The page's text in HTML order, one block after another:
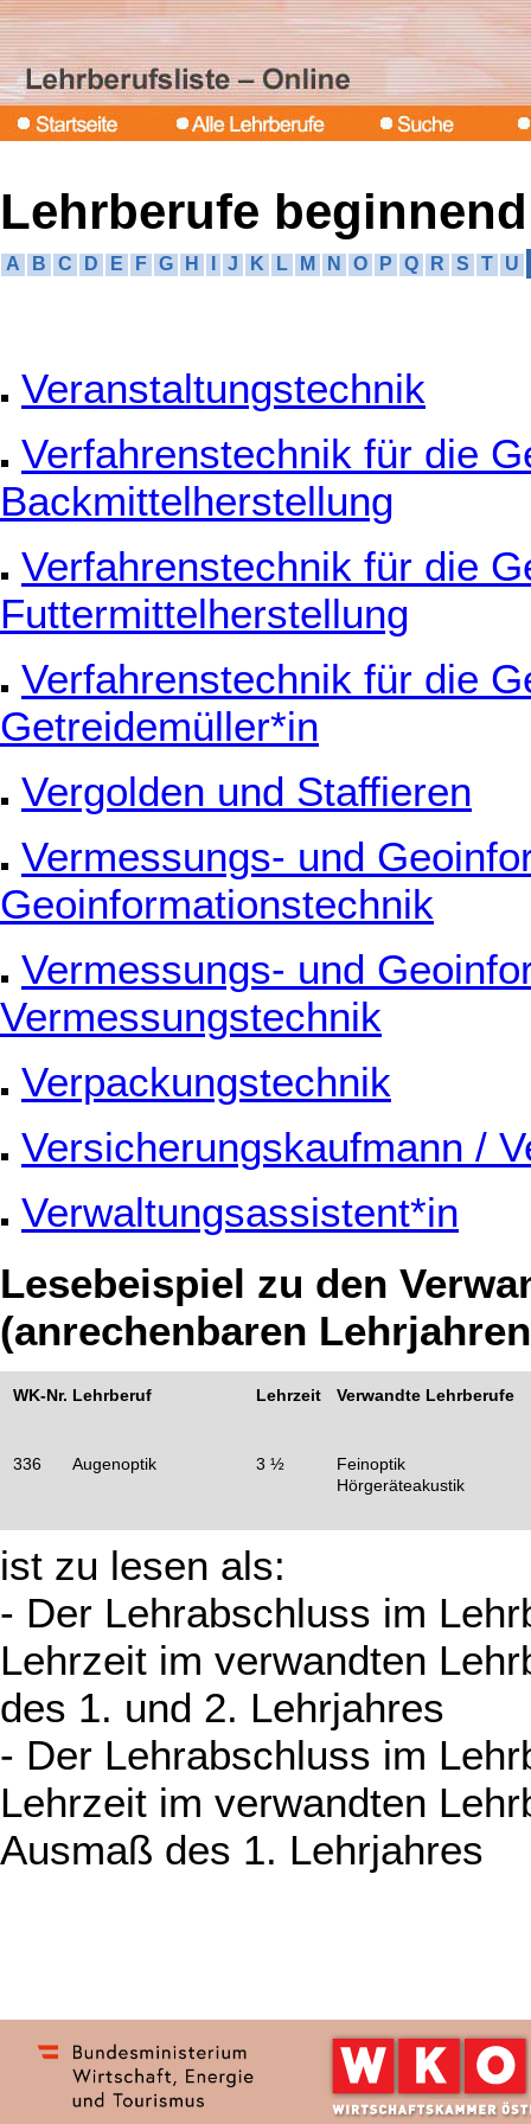
Lehrberufe
A B C D E F G H J K L M N O P Q R S T U
Veranstaltungstechnik
Verfahrenstechnik für die
Backmittelherstellung
Verfahrenstechnik für die
Futtermittelherstellung
Verfahrenstechnik für die
Getreidemüller*in
Vergolden und Staffieren
Vermessungs- und
Geoinformationstechnik
Vermessungs- und
Vermessungstechnik
Verpackungstechnik
Versicherungskaufmann /
Verwaltungsassistent*in
Lesebeispiel zu den
(anrechenbaren
WK-Nr. Lehrberuf Lehrzeit Verwandte Lehrberufe
336 Augenoptik 3 ½
Feinoptik
Hörgeräteakustik
ist zu lesen als:
- Der Lehrabschluss im
Lehrzeit im verwandten
des 1. und 2. Lehrjahres
- Der Lehrabschluss im
Lehrzeit im verwandten
Ausmaß des 1. Lehrjahres